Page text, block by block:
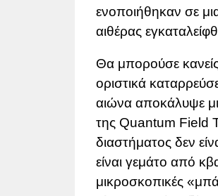
ενοποιήθηκαν σε
αιθέρας
Θα μπορούσε κανείς
οριστικά
αιώνα αποκάλυψε
της Quantum Field
διαστήματος δεν
είναι γεμάτο από
μικροσκοπικές